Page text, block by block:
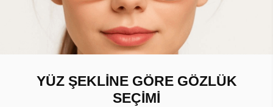
YÜZ ŞEKLİNE GÖRE GÖZLÜK
SEÇİMİ